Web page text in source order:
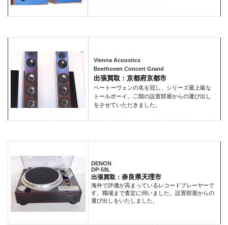
Vienna Acoustics
Beethoven Concert Grand
出張買取：京都府京都市
ベートーヴェンの名を冠し、シリーズ最上級な
トールボーイ。二階の設置部屋からの運び出し
をさせていただきました。
DENON
DP-59L
出張買取： 奈良県天理市
海外で評価が高まっているレコードプレーヤーで
す。職場まで査定に伺いました。設置部屋からの
運び出しをいたしました。